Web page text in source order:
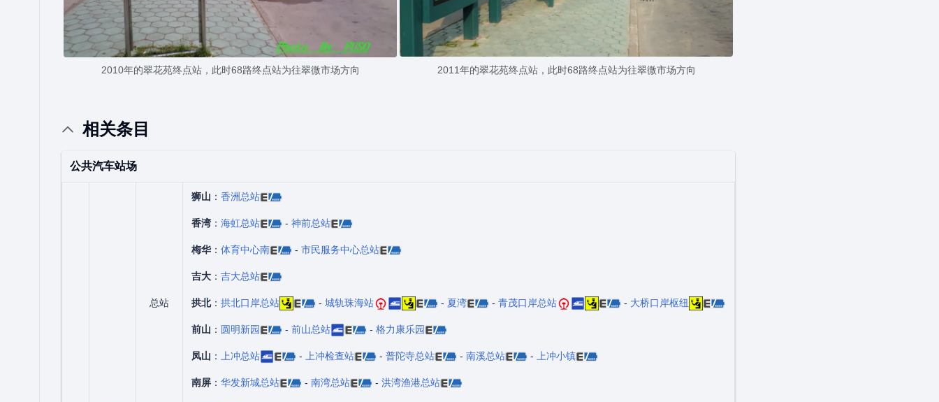
2010年的翠花苑终点站，此时68路终点站为往翠微市场方向 2011年的翠花苑终点站，此时68路终点站为往翠微市场方向
相关条目
公共汽车站场
总站
狮山 ： 香洲总站
香湾 ： 海虹总站 - 神前总站
梅华： 体育中心南 - 市民服务中心总站
吉大 ： 吉大总站
拱北： 拱北口岸总站 - 城轨珠海站 - 夏湾 - 青茂口岸总站 - 大桥口岸枢纽
前山 ： 圆明新园 - 前山总站 - 格力康乐园
凤山 ： 上冲总站 - 上冲检查站 - 普陀寺总站 - 南溪总站 - 上冲小镇
南屏 ： 华发新城总站 - 南湾总站 - 洪湾渔港总站